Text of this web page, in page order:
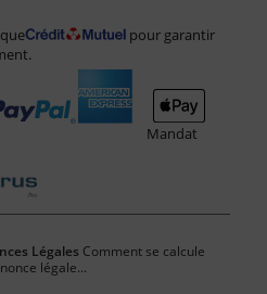
pour garantir
Mandat
Légales Comment se calcule
légale...